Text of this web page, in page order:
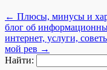
← Плюсы, минусы и
блог об
интернет, услуги,
мой рев →
Найти: